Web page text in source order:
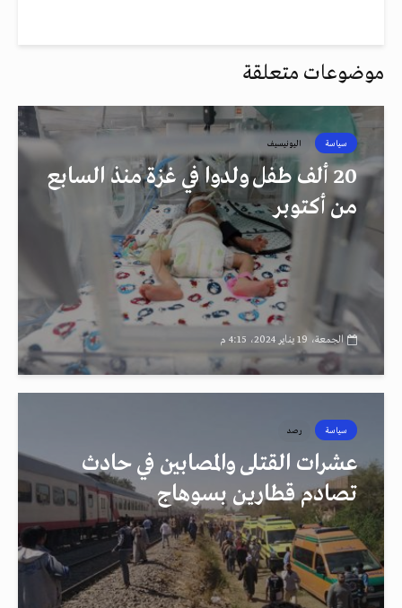
موضوعات متعلقة
سياسة اليونيسيف
20 ألف طفل ولدوا في غزة منذ السابع
من أكتوبر
الجمعة، 19 يناير 2024، 4:15 م
سياسة رصد
عشرات القتلى والمصابين في حادث
تصادم قطارين بسوهاج